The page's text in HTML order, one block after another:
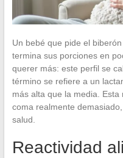
Un bebé que pide el
termina sus porciones en
querer más: este perfil se
término se refiere a un
más alta que la media.
coma realmente
salud.
Reactividad